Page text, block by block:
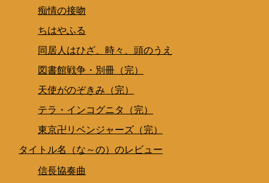
痴情の接吻
ちはやふる
同居人はひざ、時々、頭のうえ
図書館戦争・別冊（完）
天使がのぞきみ（完）
テラ・インコグニタ（完）
東京卍リベンジャーズ（完）
タイトル名（な～の）のレビュー
信長協奏曲